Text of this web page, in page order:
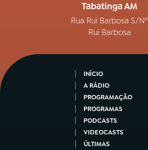
Tabatinga AM
Rua Rui Barbosa S/Nº
Rui Barbosa
INÍCIO
A RÁDIO
PROGRAMAÇÃO
PROGRAMAS
PODCASTS
VIDEOCASTS
ÚLTIMAS